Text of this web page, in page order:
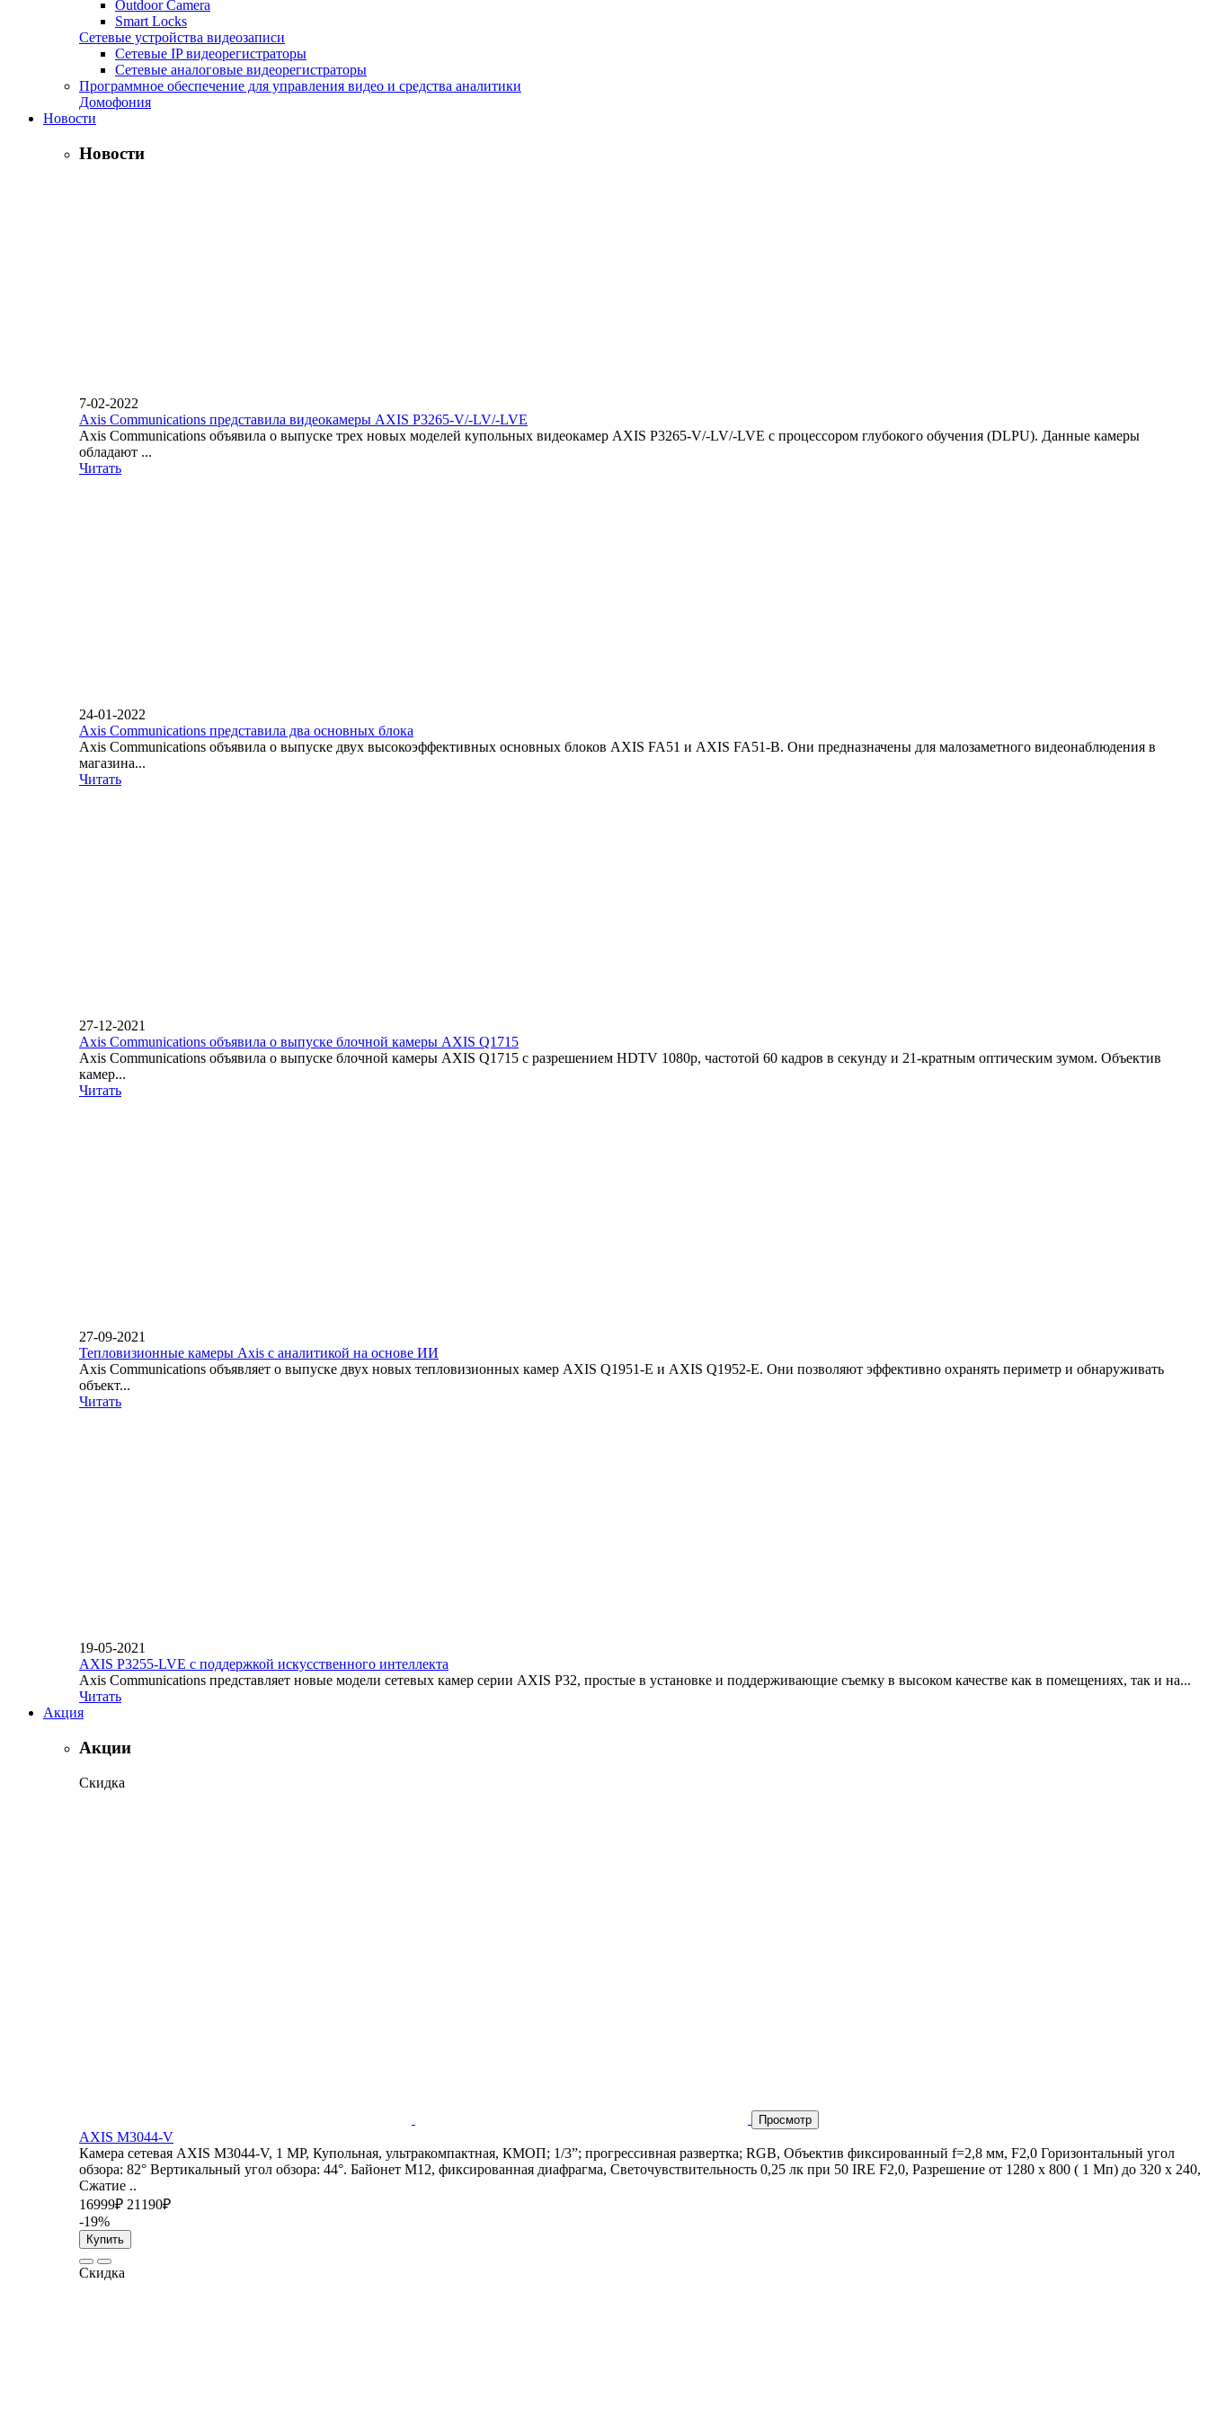
Outdoor Camera
Smart Locks
Сетевые устройства видеозаписи
Сетевые IP видеорегистраторы
Сетевые аналоговые видеорегистраторы
Программное обеспечение для управления видео и средства аналитики
Домофония
Новости
Новости
7-02-2022
Axis Communications представила видеокамеры AXIS P3265-V/-LV/-LVE
Axis Communications объявила о выпуске трех новых моделей купольных видеокамер AXIS P3265-V/-LV/-LVE с процессором глубокого обучения (DLPU). Данные камеры
обладают ...
Читать
24-01-2022
Axis Communications представила два основных блока
Axis Communications объявила о выпуске двух высокоэффективных основных блоков AXIS FA51 и AXIS FA51-B. Они предназначены для малозаметного видеонаблюдения в
магазина...
Читать
27-12-2021
Axis Communications объявила о выпуске блочной камеры AXIS Q1715
Axis Communications объявила о выпуске блочной камеры AXIS Q1715 с разрешением HDTV 1080p, частотой 60 кадров в секунду и 21-кратным оптическим зумом. Объектив
камер...
Читать
27-09-2021
Тепловизионные камеры Axis с аналитикой на основе ИИ
Axis Communications объявляет о выпуске двух новых тепловизионных камер AXIS Q1951-E и AXIS Q1952-E. Они позволяют эффективно охранять периметр и обнаруживать
объект...
Читать
19-05-2021
AXIS P3255-LVE с поддержкой искусственного интеллекта
Axis Communications представляет новые модели сетевых камер серии AXIS P32, простые в установке и поддерживающие съемку в высоком качестве как в помещениях, так и на...
Читать
Акция
Акции
Скидка
Просмотр
AXIS M3044-V
Камера сетевая AXIS M3044-V, 1 MP, Купольная, ультракомпактная, КМОП; 1/3”; прогрессивная развертка; RGB, Объектив фиксированный f=2,8 мм, F2,0 Горизонтальный угол
обзора: 82° Вертикальный угол обзора: 44°. Байонет М12, фиксированная диафрагма, Светочувствительность 0,25 лк при 50 IRE F2,0, Разрешение от 1280 x 800 ( 1 Мп) до 320 x 240,
Сжатие ..
16999₽ 21190₽
-19%
Купить
Скидка